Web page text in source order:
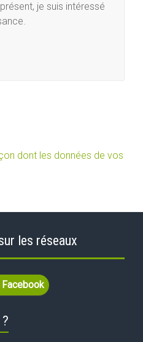
je suis intéressé
dont les données de vos
les réseaux
Facebook